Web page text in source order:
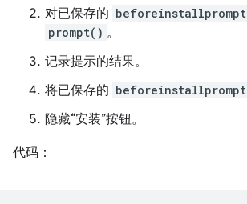
对已保存的 beforeinstallprompt
prompt() 。
记录提示的结果。
将已保存的 beforeinstallprompt
隐藏“安装”按钮。
代码：